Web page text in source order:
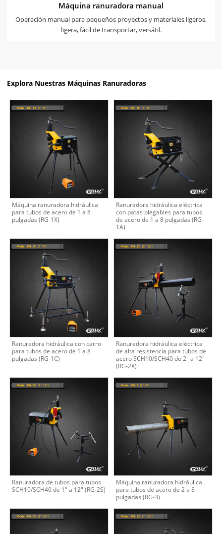
Máquina ranuradora manual
Operación manual para pequeños proyectos y materiales ligeros,
ligera, fácil de transportar, versátil.
Explora Nuestras Máquinas Ranuradoras
Máquina ranuradora hidráulica
para tubos de acero de 1 a 8
pulgadas (RG-1X)
Ranuradora hidráulica eléctrica
con patas plegables para tubos
de acero de 1 a 8 pulgadas (RG-
1A)
Ranuradora hidráulica con carro
para tubos de acero de 1 a 8
pulgadas (RG-1C)
Ranuradora hidráulica eléctrica
de alta resistencia para tubos de
acero SCH10/SCH40 de 2" a 12"
(RG-2X)
Ranuradora de tubos para tubos
SCH10/SCH40 de 1" a 12" (RG-2S)
Máquina ranuradora hidráulica
para tubos de acero de 2 a 8
pulgadas (RG-3)